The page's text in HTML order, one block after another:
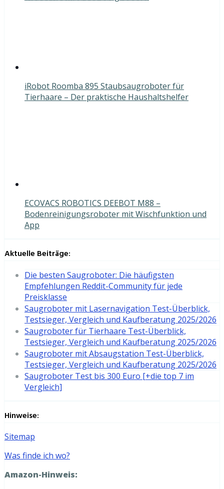
iRobot Roomba 895 Staubsaugroboter für
Tierhaare – Der praktische Haushaltshelfer
ECOVACS ROBOTICS DEEBOT M88 –
Bodenreinigungsroboter mit Wischfunktion und
App
Aktuelle Beiträge:
Die besten Saugroboter: Die häufigsten
Empfehlungen Reddit-Community für jede
Preisklasse
Saugroboter mit Lasernavigation Test-Überblick,
Testsieger, Vergleich und Kaufberatung 2025/2026
Saugroboter für Tierhaare Test-Überblick,
Testsieger, Vergleich und Kaufberatung 2025/2026
Saugroboter mit Absaugstation Test-Überblick,
Testsieger, Vergleich und Kaufberatung 2025/2026
Saugroboter Test bis 300 Euro [+die top 7 im
Vergleich]
Hinweise:
Sitemap
Was finde ich wo?
Amazon-Hinweis: